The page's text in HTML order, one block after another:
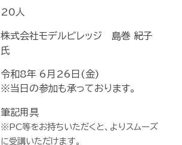
20人
株式会社モデルビレッジ 島巻 紀子
氏
令和8年 6月26日(金)
※当日の参加も承っております。
筆記用具
※PC等をお持ちいただくと、よりスムーズ
に受講いただけます。